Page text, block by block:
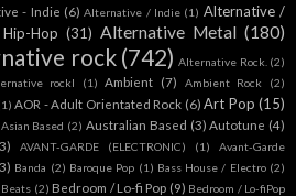
- Indie (6) Alternative / Indie (1) Alternative /
Hop (31) Alternative Metal (180)
rock (742) Alternative Rock. (2)
rockl (1) Ambient (7) Ambient Rock (2)
AOR - Adult Orientated Rock (6) Art Pop (15)
Asian Based (2) Australian Based (3) Autotune (4)
AVANT-GARDE (ELECTRONIC) (1)
Avant-Garde
Banda (2) Baroque Pop (1) Bass House / Electro (2)
Beats (2) Bedroom / Lo-fi Pop (9) Bedroom / Lo-fiPop